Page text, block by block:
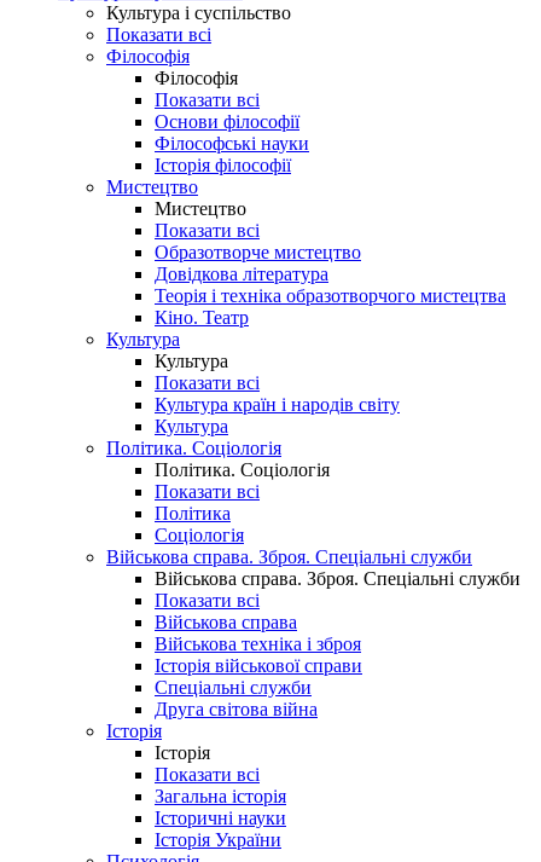
Культура і суспільство
Показати всі
Філософія
Філософія
Показати всі
Основи філософії
Філософські науки
Історія філософії
Мистецтво
Мистецтво
Показати всі
Образотворче мистецтво
Довідкова література
Теорія і техніка образотворчого мистецтва
Кіно. Театр
Культура
Культура
Показати всі
Культура країн і народів світу
Культура
Політика. Соціологія
Політика. Соціологія
Показати всі
Політика
Соціологія
Військова справа. Зброя. Спеціальні служби
Військова справа. Зброя. Спеціальні служби
Показати всі
Військова справа
Військова техніка і зброя
Історія військової справи
Спеціальні служби
Друга світова війна
Історія
Історія
Показати всі
Загальна історія
Історичні науки
Історія України